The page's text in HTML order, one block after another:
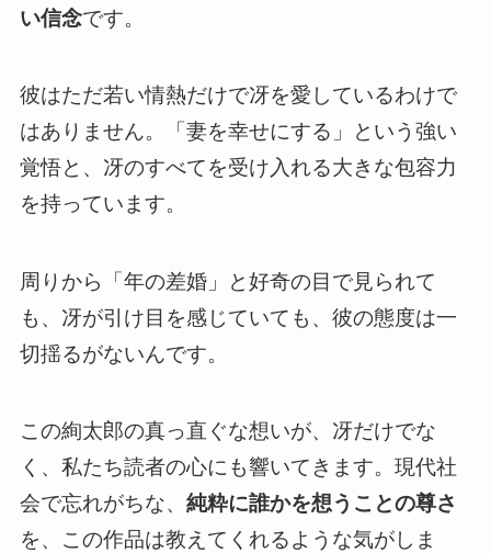
い信念です。
彼はただ若い情熱だけで冴を愛しているわけで
はありません。「妻を幸せにする」という強い
覚悟と、冴のすべてを受け入れる大きな包容力
を持っています。
周りから「年の差婚」と好奇の目で見られて
も、冴が引け目を感じていても、彼の態度は一
切揺るがないんです。
この絢太郎の真っ直ぐな想いが、冴だけでな
く、私たち読者の心にも響いてきます。現代社
会で忘れがちな、 純粋に誰かを想うことの尊さ
を、この作品は教えてくれるような気がしま